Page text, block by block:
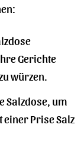
Gerichte
würzen.
Salzdose, um
einer Prise Salz